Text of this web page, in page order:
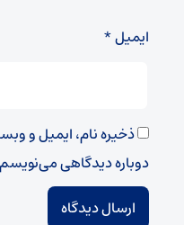
ایمیل*
ذخیره نام، ایمیل و
دوباره دیدگاهی